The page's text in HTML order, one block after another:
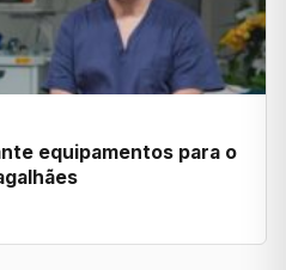
equipamentos para o